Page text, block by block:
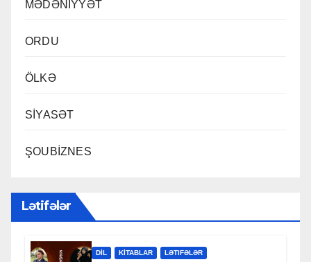
MƏDƏNİYYƏT
ORDU
ÖLKƏ
SİYASƏT
ŞOUBİZNES
Lətifələr
DİL KİTABLAR LƏTIFƏLƏR